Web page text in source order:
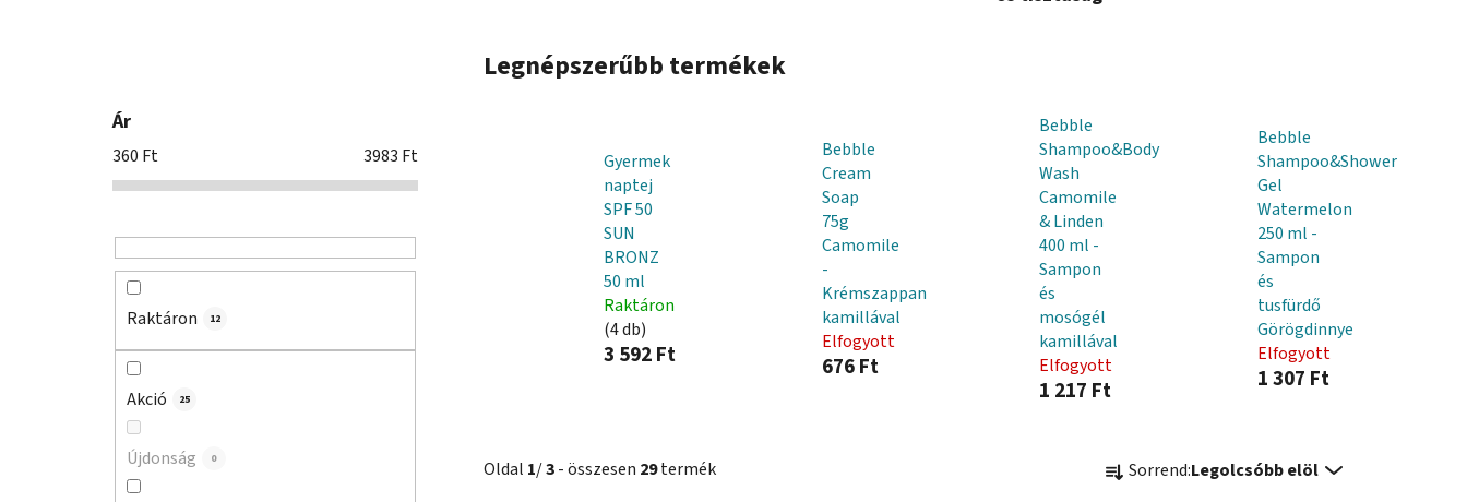
Ár
360 Ft 3983 Ft
Raktáron 12
Akció 25
Újdonság 0
Legnépszerűbb termékek
Gyermek
naptej
SPF 50
SUN
BRONZ
50 ml
Raktáron
(4 db)
3 592 Ft
Bebble
Cream
Soap
75g
Camomile
-
Krémszappan
kamillával
Elfogyott
676 Ft
Bebble
Shampoo&Body
Wash
Camomile
& Linden
400 ml -
Sampon
és
mosógél
kamillával
Elfogyott
1 217 Ft
Bebble
Shampoo&Shower
Gel
Watermelon
250 ml -
Sampon
és
tusfürdő
Görögdinnye
Elfogyott
1 307 Ft
Oldal 1/3- összesen 29termék e Sorrend:Legolcsóbb elöl